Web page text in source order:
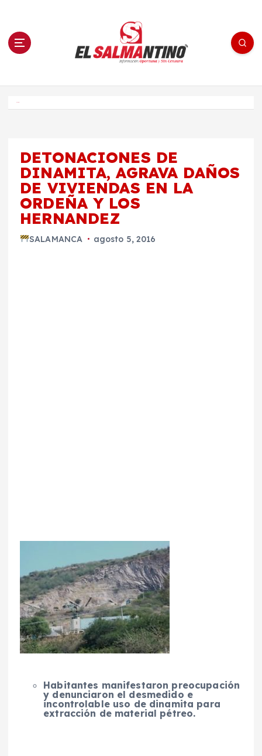
n El Salmantino - medios/noticias/editorial
DETONACIONES DE
DINAMITA, AGRAVA DAÑOS
DE VIVIENDAS EN LA
ORDEÑA Y LOS
HERNANDEZ
SALAMANCA agosto 5, 2016
Habitantes manifestaron preocupación
y denunciaron el desmedido e
incontrolable uso de dinamita para
extracción de material pétreo.